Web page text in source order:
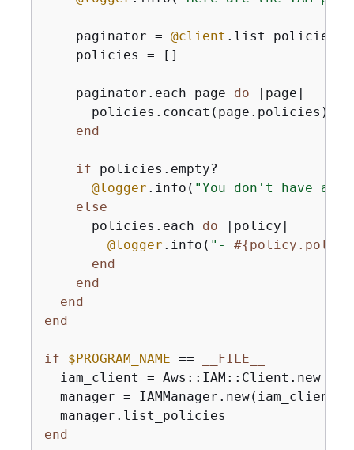
    paginator =
@client .list_policies
    policies = []
    paginator.each_page
do
|page|
      policies.concat(page.policies)
end
if policies.empty?
@logger .info( "You don't have
else
      policies.each
do
|policy|
@logger .info( "- #{
end
end
end
end
if $PROGRAM_NAME ==
__FILE__
  iam_client = Aws::IAM::Client.new
  manager = IAMManager.new(iam_client)
end